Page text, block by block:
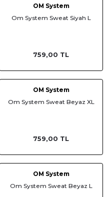
OM System
Om System Sweat Siyah L
759,00 TL
OM System
Om System Sweat Beyaz XL
759,00 TL
OM System
Om System Sweat Beyaz L